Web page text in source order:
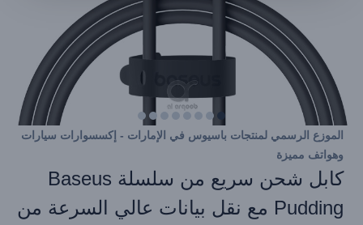
الموزع الرسمي لمنتجات باسيوس في الإمارات - إكسسوارات سيارات
وهواتف مميزة
كابل شحن سريع من سلسلة Baseus
Pudding مع نقل بيانات عالي السرعة من